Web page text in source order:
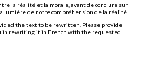
la réalité et la morale, avant de conclure sur
lumière de notre compréhension de la réalité.
the text to be rewritten. Please provide
in rewriting it in French with the requested